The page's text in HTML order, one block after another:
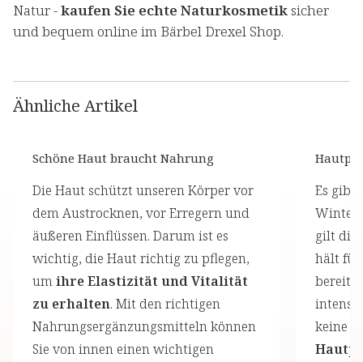
Natur -kaufen Sie echte Naturkosmetik sicher
und bequem online im Bärbel Drexel Shop.
Ähnliche Artikel
Schöne Haut braucht Nahrung
Die Haut schützt unseren Körper vor
dem Austrocknen, vor Erregern und
äußeren Einflüssen. Darum ist es
wichtig, die Haut richtig zu pflegen,
umihre Elastizität und Vitalität
zu erhalten. Mit den richtigen
Nahrungsergänzungsmitteln können
Sie von innen einen wichtigen
Es gibt
Winter
gilt
hält
bereit
keine